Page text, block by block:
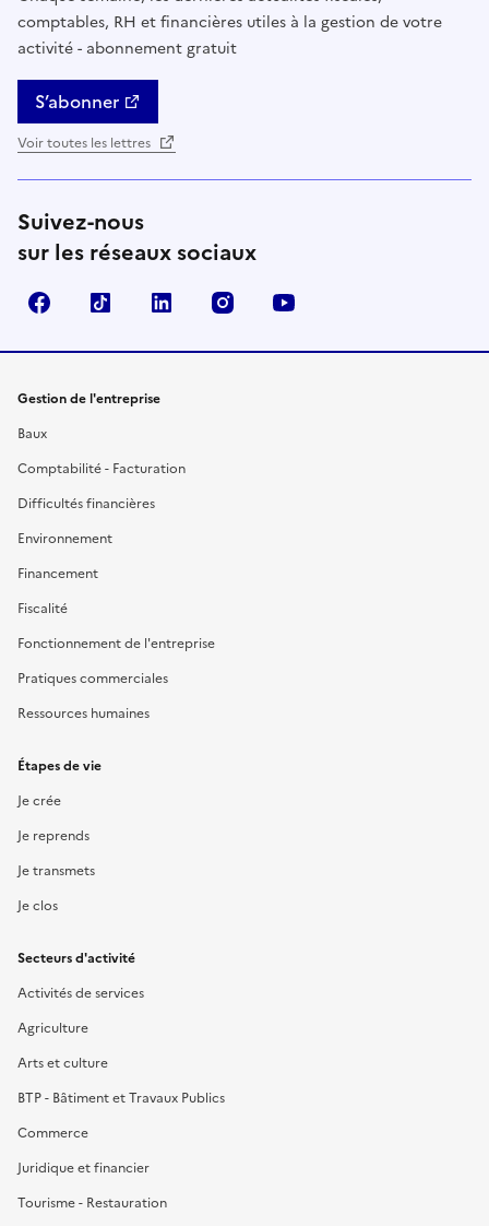
comptables, RH et financières utiles à la gestion de votre
activité - abonnement gratuit
S’abonner
Voir toutes les lettres
Suivez-nous
sur les réseaux sociaux
FacebookTikTok Linkedin Instagram
Gestion de l'entreprise
Baux
Comptabilité - Facturation
Difficultés financières
Environnement
Financement
Fiscalité
Fonctionnement de l'entreprise
Pratiques commerciales
Ressources humaines
Étapes de vie
Je crée
Je reprends
Je transmets
Je clos
Secteurs d'activité
Activités de services
Agriculture
Arts et culture
BTP - Bâtiment et Travaux Publics
Commerce
Juridique et financier
Tourisme - Restauration